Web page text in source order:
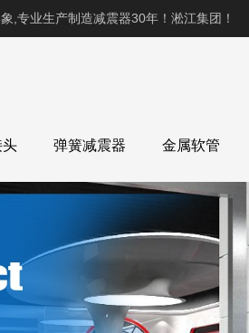
,专业生产制造减震器30年！淞江集团！
头 弹簧减震器 金属软管